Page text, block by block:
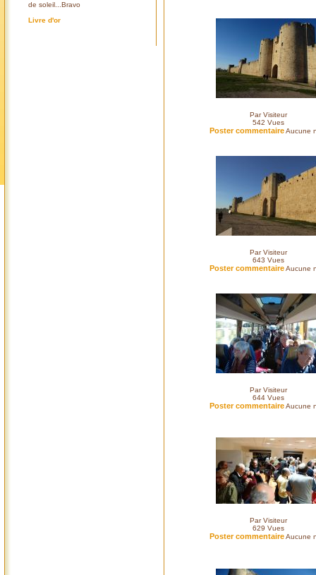
de soleil...Bravo
Livre d'or
Par Visiteur
542 Vues
Poster commentaireAucune
Par Visiteur
643 Vues
Poster commentaireAucune
Par Visiteur
644 Vues
Poster commentaireAucune
Par Visiteur
629 Vues
Poster commentaireAucune